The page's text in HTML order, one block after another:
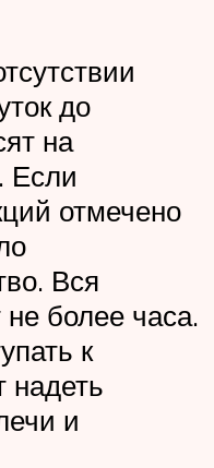
до
на
Если
отмечено
Вся
более часа.
к
надеть
и